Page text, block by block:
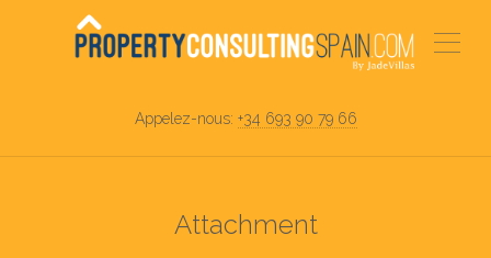
Appelez-nous: +34 693 90 79 66
Attachment